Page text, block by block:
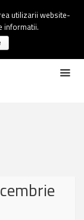
utilizarii website-
informatii.